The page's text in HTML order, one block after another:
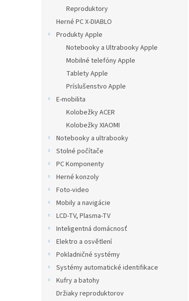
Reproduktory
Herné PC X-DIABLO
Produkty Apple
Notebooky a Ultrabooky Apple
Mobilné telefóny Apple
Tablety Apple
Príslušenstvo Apple
E-mobilita
Kolobežky ACER
Kolobežky XIAOMI
Notebooky a ultrabooky
Stolné počítače
PC Komponenty
Herné konzoly
Foto-video
Mobily a navigácie
LCD-TV, Plasma-TV
Inteligentná domácnosť
Elektro a osvětlení
Pokladničné systémy
Systémy automatické identifikace
Kufry a batohy
Držiaky reproduktorov